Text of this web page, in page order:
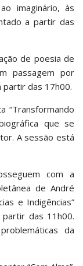
imaginário, às
a partir das
de poesia de
passagem por
partir das 17h00.
“Transformando
que se
A sessão está
com a
de André
e Indigências”
das 11h00.
da